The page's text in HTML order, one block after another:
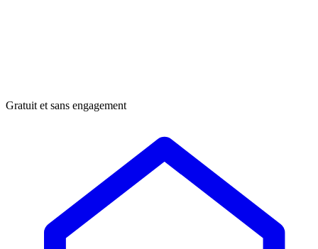
Gratuit et sans engagement